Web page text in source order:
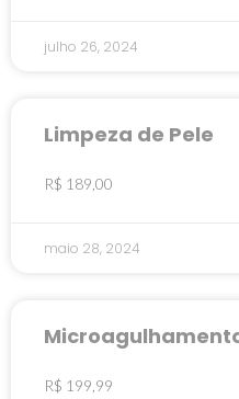
julho 26, 2024
Limpeza de Pele
R$ 189,00
maio 28, 2024
R$ 199,99